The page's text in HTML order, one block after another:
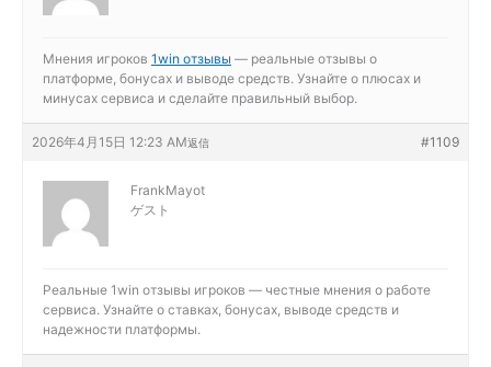
Мнения игроков 1win отзывы — реальные отзывы о
платформе, бонусах и выводе средств. Узнайте о плюсах и
минусах сервиса и сделайте правильный выбор.
2026年4月15日 12:23 AM #1109
返信
FrankMayot
ゲスト
Реальные 1win отзывы игроков — честные мнения о работе
сервиса. Узнайте о ставках, бонусах, выводе средств и
надежности платформы.